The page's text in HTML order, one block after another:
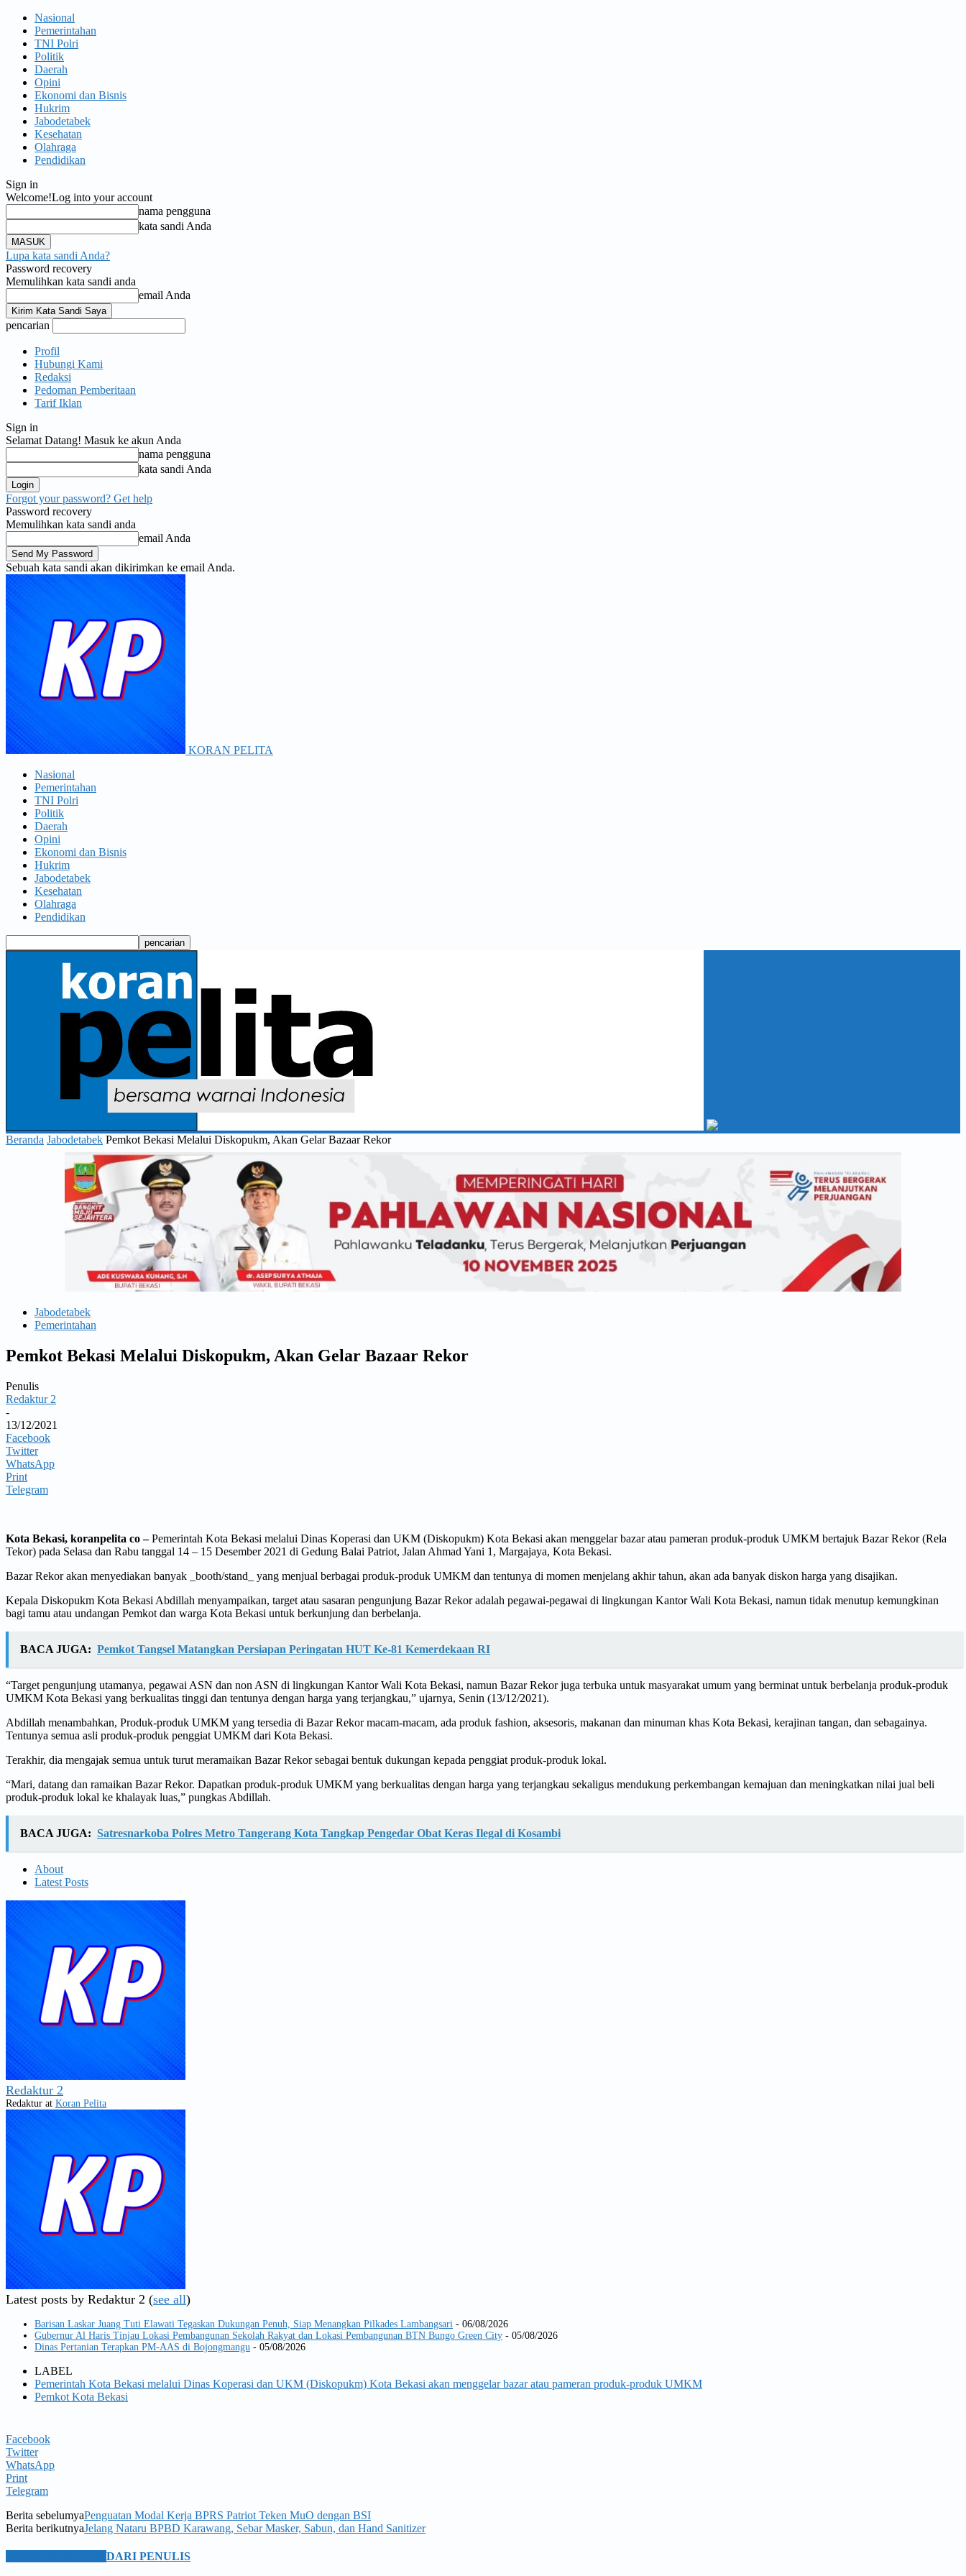
Nasional
Pemerintahan
TNI Polri
Politik
Daerah
Opini
Ekonomi dan Bisnis
Hukrim
Jabodetabek
Kesehatan
Olahraga
Pendidikan
Sign in
Welcome!Log into your account
nama pengguna
kata sandi Anda
Lupa kata sandi Anda?
Password recovery
Memulihkan kata sandi anda
email Anda
pencarian
Profil
Hubungi Kami
Redaksi
Pedoman Pemberitaan
Tarif Iklan
Sign in
Selamat Datang! Masuk ke akun Anda
nama pengguna
kata sandi Anda
Forgot your password? Get help
Password recovery
Memulihkan kata sandi anda
email Anda
Sebuah kata sandi akan dikirimkan ke email Anda.
KORAN PELITA
Nasional
Pemerintahan
TNI Polri
Politik
Daerah
Opini
Ekonomi dan Bisnis
Hukrim
Jabodetabek
Kesehatan
Olahraga
Pendidikan
Beranda Jabodetabek Pemkot Bekasi Melalui Diskopukm, Akan Gelar Bazaar Rekor
Jabodetabek
Pemerintahan
Pemkot Bekasi Melalui Diskopukm, Akan Gelar Bazaar Rekor
Penulis
Redaktur 2
-
13/12/2021
Facebook
Twitter
WhatsApp
Print
Telegram
Kota Bekasi, koranpelita co –Pemerintah Kota Bekasi melalui Dinas Koperasi dan UKM (Diskopukm) Kota Bekasi akan menggelar bazar atau pameran produk-produk UMKM bertajuk Bazar Rekor (Rela
Tekor) pada Selasa dan Rabu tanggal 14 – 15 Desember 2021 di Gedung Balai Patriot, Jalan Ahmad Yani 1, Margajaya, Kota Bekasi.
Bazar Rekor akan menyediakan banyak _booth/stand_ yang menjual berbagai produk-produk UMKM dan tentunya di momen menjelang akhir tahun, akan ada banyak diskon harga yang disajikan.
Kepala Diskopukm Kota Bekasi Abdillah menyampaikan, target atau sasaran pengunjung Bazar Rekor adalah pegawai-pegawai di lingkungan Kantor Wali Kota Bekasi, namun tidak menutup kemungkinan
bagi tamu atau undangan Pemkot dan warga Kota Bekasi untuk berkunjung dan berbelanja.
BACA JUGA: Pemkot Tangsel Matangkan Persiapan Peringatan HUT Ke-81 Kemerdekaan RI
“Target pengunjung utamanya, pegawai ASN dan non ASN di lingkungan Kantor Wali Kota Bekasi, namun Bazar Rekor juga terbuka untuk masyarakat umum yang berminat untuk berbelanja produk-produk
UMKM Kota Bekasi yang berkualitas tinggi dan tentunya dengan harga yang terjangkau,” ujarnya, Senin (13/12/2021).
Abdillah menambahkan, Produk-produk UMKM yang tersedia di Bazar Rekor macam-macam, ada produk fashion, aksesoris, makanan dan minuman khas Kota Bekasi, kerajinan tangan, dan sebagainya.
Tentunya semua asli produk-produk penggiat UMKM dari Kota Bekasi.
Terakhir, dia mengajak semua untuk turut meramaikan Bazar Rekor sebagai bentuk dukungan kepada penggiat produk-produk lokal.
“Mari, datang dan ramaikan Bazar Rekor. Dapatkan produk-produk UMKM yang berkualitas dengan harga yang terjangkau sekaligus mendukung perkembangan kemajuan dan meningkatkan nilai jual beli
produk-produk lokal ke khalayak luas,” pungkas Abdillah.
BACA JUGA: Satresnarkoba Polres Metro Tangerang Kota Tangkap Pengedar Obat Keras Ilegal di Kosambi
About
Latest Posts
Redaktur 2
Redaktur at Koran Pelita
Latest posts by Redaktur 2 (see all)
Barisan Laskar Juang Tuti Elawati Tegaskan Dukungan Penuh, Siap Menangkan Pilkades Lambangsari - 06/08/2026
Gubernur Al Haris Tinjau Lokasi Pembangunan Sekolah Rakyat dan Lokasi Pembangunan BTN Bungo Green City - 05/08/2026
Dinas Pertanian Terapkan PM-AAS di Bojongmangu - 05/08/2026
LABEL
Pemerintah Kota Bekasi melalui Dinas Koperasi dan UKM (Diskopukm) Kota Bekasi akan menggelar bazar atau pameran produk-produk UMKM
Pemkot Kota Bekasi
Facebook
Twitter
WhatsApp
Print
Telegram
Berita sebelumyaPenguatan Modal Kerja BPRS Patriot Teken MuO dengan BSI
Berita berikutnyaJelang Nataru BPBD Karawang, Sebar Masker, Sabun, dan Hand Sanitizer
DARI PENULIS